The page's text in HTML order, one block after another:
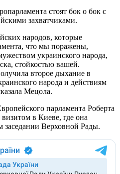
стоят бок о бок с
захватчиками.
народов, которые
что мы поражены,
украинского народа,
стойкостью вашей.
второе дыхание в
народа и действиям
Мецола.
парламента Роберта
в Киеве, где она
заседании Верховной Рады.